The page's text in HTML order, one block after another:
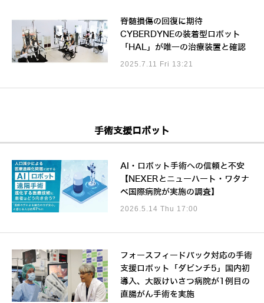
脊髄損傷の回復に期待
CYBERDYNEの装着型ロボット
「HAL」が唯一の治療装置と確認
2025.7.11 Fri 13:21
手術支援ロボット
AI・ロボット手術への信頼と不安
【NEXERとニューハート・ワタナ
ベ国際病院が実施の調査】
2026.5.14 Thu 17:00
フォースフィードバック対応の手術
支援ロボット「ダビンチ5」国内初
導入、大阪けいさつ病院が1例目の
直腸がん手術を実施